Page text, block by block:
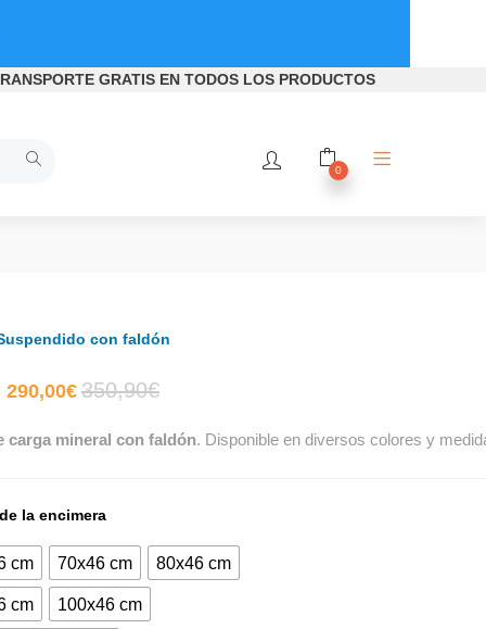
GRATIS EN TODOS LOS PRODUCTOS
0
con faldón
290,00€El
precio
es:
290,00€.
350,90€El
precio
era:
carga mineral con faldón. Disponible en diversos colores y
la encimera
cm 70x46 cm 80x46 cm
cm 100x46 cm